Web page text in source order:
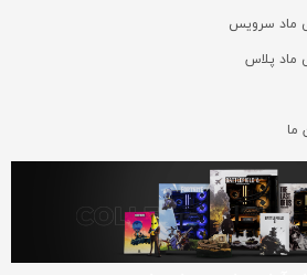
ماد سرویس
ماد پلاس
ما